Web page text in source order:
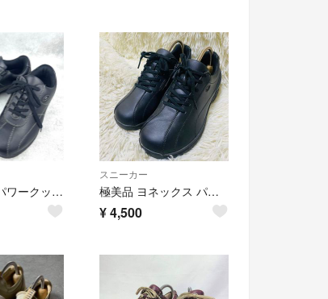
ヨネックス パワークッション ウォーキングシューズ 23 黒 サイドジップ 5E
スニーカー
極美品 ヨネックス パワークッション ウォーキング スニーカー 25cm
¥4,500